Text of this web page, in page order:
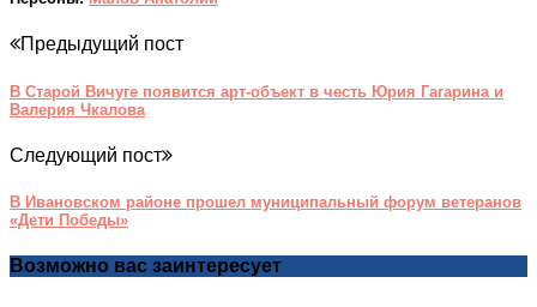
Предыдущий пост
В Старой Вичуге появится арт-объект в честь Юрия Гагарина и
Валерия Чкалова
Следующий пост
В Ивановском районе прошел муниципальный форум ветеранов
«Дети Победы»
Возможно вас заинтересует